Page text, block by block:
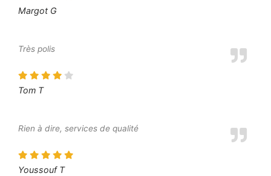
Margot G
Très polis
Tom T
Rien à dire, services de qualité
Youssouf T